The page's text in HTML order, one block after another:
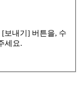
보내기] 버튼을, 수
세요.